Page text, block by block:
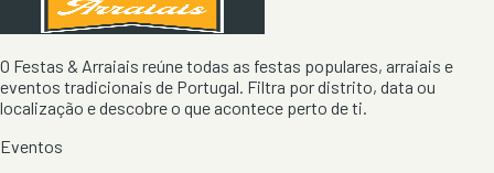
O Festas & Arraiais reúne todas as festas populares, arraiais e
eventos tradicionais de Portugal. Filtra por distrito, data ou
localização e descobre o que acontece perto de ti.
Eventos